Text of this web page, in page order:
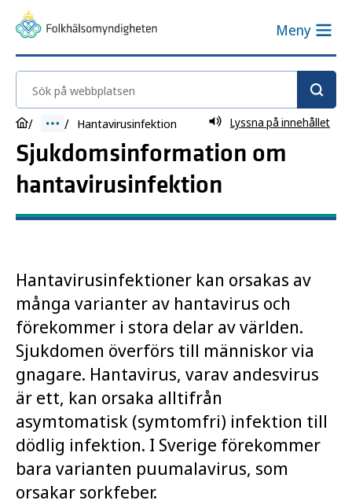
Meny
Sök på webbplatsen
Hantavirusinfektion Lyssna på innehållet
Sjukdomsinformation om
hantavirusinfektion
Hantavirusinfektioner kan orsakas av
många varianter av hantavirus och
förekommer i stora delar av världen.
Sjukdomen överförs till människor via
gnagare. Hantavirus, varav andesvirus
är ett, kan orsaka alltifrån
asymtomatisk (symtomfri) infektion till
dödlig infektion. I Sverige förekommer
bara varianten puumalavirus, som
orsakar sorkfeber.